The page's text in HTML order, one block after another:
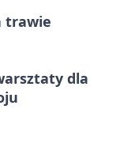
trawie
dla